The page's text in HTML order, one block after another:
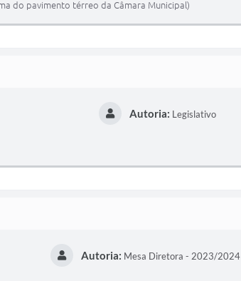
do pavimento térreo da Câmara Municipal)
Autoria: Legislativo
Autoria: Mesa Diretora - 2023/2024